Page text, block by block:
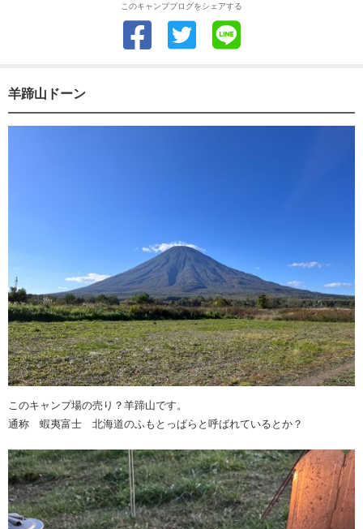
このキャンプブログをシェアする
羊蹄山ドーン
このキャンプ場の売り？羊蹄山です。
通称 蝦夷富士 北海道のふもとっぱらと呼ばれているとか？